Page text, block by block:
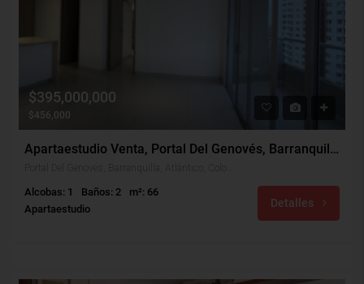
$395,000,000
$456,000
Apartaestudio Venta, Portal Del Genovés, Barranquilla (30702)
Alcobas: 1 Baños: 2
m²: 66
Apartaestudio
Detalles